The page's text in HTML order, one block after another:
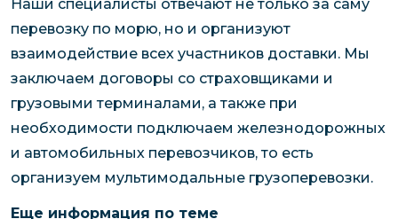
Наши специалисты отвечают не только за саму
перевозку по морю, но и организуют
взаимодействие всех участников доставки. Мы
заключаем договоры со страховщиками и
грузовыми терминалами, а также при
необходимости подключаем железнодорожных
и автомобильных перевозчиков, то есть
организуем мультимодальные грузоперевозки.
Еще информация по теме